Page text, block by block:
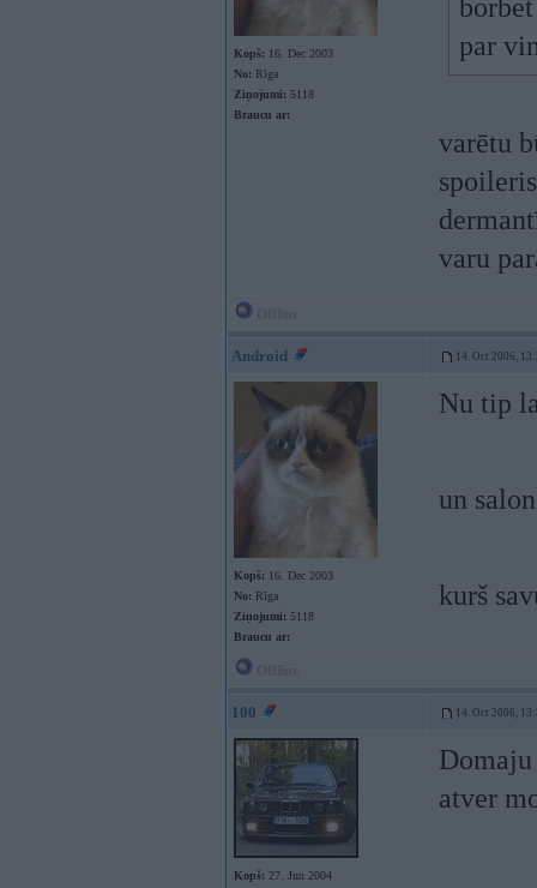
Kopš: 16. Dec 2003
No: Rīga
Ziņojumi: 5118
Braucu ar:
par
varētu
varu
Android 14. Oct 2006,
Kopš: 16. Dec 2003
No: Rīga
Ziņojumi: 5118
Braucu ar:
Nu tip
un
kurš
100 14. Oct 2006,
Kopš: 27. Jun 2004
atver